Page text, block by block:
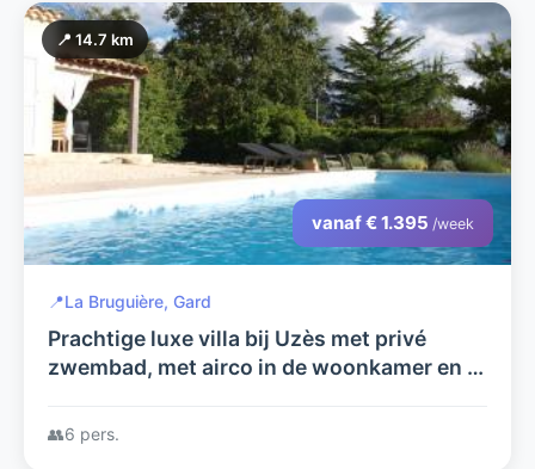
📍 14.7 km
vanaf € 1.395 /week
📍La Bruguière, Gard
Prachtige luxe villa bij Uzès met privé
zwembad, met airco in de woonkamer en in
👥6 pers.